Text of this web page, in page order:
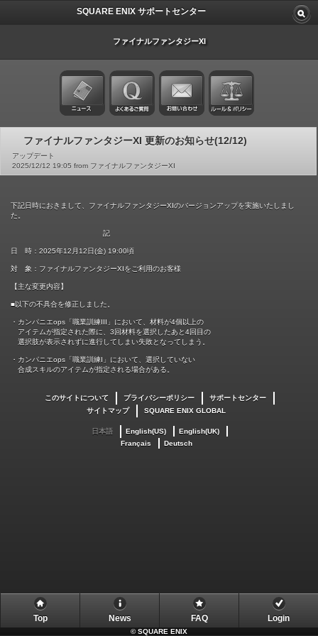
SQUARE ENIX サポートセンター
ファイナルファンタジーXI
ファイナルファンタジーXI 更新のお知らせ(12/12)
アップデート
2025/12/12 19:05 from ファイナルファンタジーXI
下記日時におきまして、ファイナルファンタジーXIのバージョンアップを実施いたしまし
た。
記
日 時：2025年12月12日(金) 19:00頃
対 象：ファイナルファンタジーXIをご利用のお客様
【主な変更内容】
■以下の不具合を修正しました。
・カンパニエops「職業訓練III」において、材料が4個以上の
アイテムが指定された際に、3回材料を選択したあと4回目の
選択肢が表示されずに進行してしまい失敗となってしまう。
・カンパニエops「職業訓練I」において、選択していない
合成スキルのアイテムが指定される場合がある。
このサイトについて プライバシーポリシー
サポートセンター
サイトマップ
SQUARE ENIX GLOBAL
日本語 English(US)
English(UK)
Français
Deutsch
Top News FAQ Login
©SQUARE ENIX